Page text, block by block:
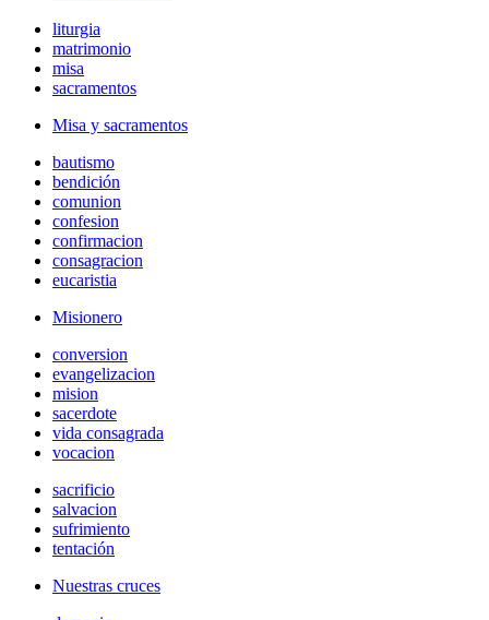
liturgia
matrimonio
misa
sacramentos
Misa y sacramentos
bautismo
bendición
comunion
confesion
confirmacion
consagracion
eucaristia
Misionero
conversion
evangelizacion
mision
sacerdote
vida consagrada
vocacion
sacrificio
salvacion
sufrimiento
tentación
Nuestras cruces